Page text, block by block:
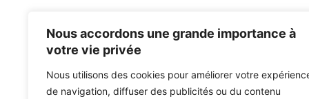
Nous accordons une grande importance à
votre vie privée
Nous utilisons des cookies pour améliorer votre
de navigation, diffuser des publicités ou du contenu